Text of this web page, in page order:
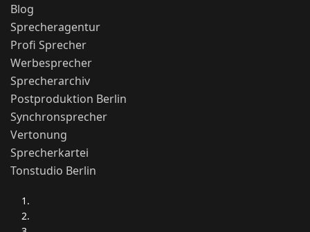
Blog
Sprecheragentur
Profi Sprecher
Werbesprecher
Sprecherarchiv
Postproduktion Berlin
Synchronsprecher
Vertonung
Sprecherkartei
Tonstudio Berlin